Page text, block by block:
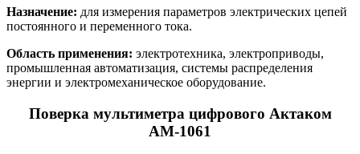
Назначение: для измерения параметров электрических цепей
постоянного и переменного тока.
Область применения: электротехника, электроприводы,
промышленная автоматизация, системы распределения
энергии и электромеханическое оборудование.
Поверка мультиметра цифрового Актаком
АМ-1061